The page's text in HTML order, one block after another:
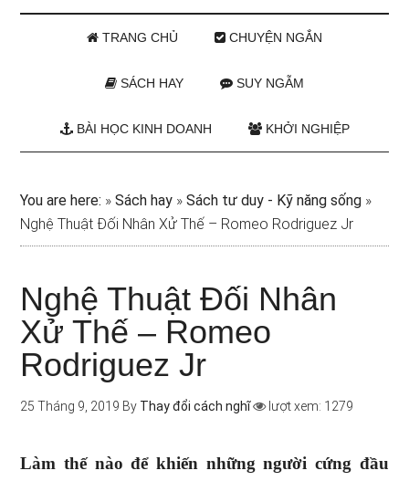
TRANG CHỦ CHUYỆN NGẮN
SÁCH HAY SUY NGẪM
BÀI HỌC KINH DOANH KHỞI NGHIỆP
You are here: »Sách hay »Sách tư duy - Kỹ năng sống »
Nghệ Thuật Đối Nhân Xử Thế – Romeo Rodriguez Jr
Nghệ Thuật Đối Nhân
Xử Thế – Romeo
Rodriguez Jr
25 Tháng 9, 2019 By Thay đổi cách nghĩ lượt xem: 1279
Làm thế nào để khiến những người cứng đầu